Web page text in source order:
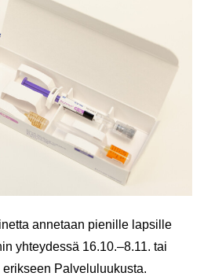
an­ne­taan pie­nil­le lap­sil­le
yh­tey­des­sä 16.10.–8.11. tai
Pal­ve­lu­luu­kus­ta.